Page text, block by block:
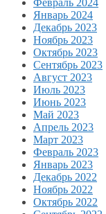
Февраль 2024
Январь 2024
Декабрь 2023
Ноябрь 2023
Октябрь 2023
Сентябрь 2023
Август 2023
Июль 2023
Июнь 2023
Май 2023
Апрель 2023
Март 2023
Февраль 2023
Январь 2023
Декабрь 2022
Ноябрь 2022
Октябрь 2022